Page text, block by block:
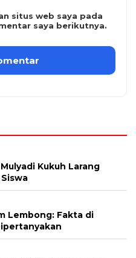
situs web saya pada
saya berikutnya.
Kukuh Larang
Lembong: Fakta di